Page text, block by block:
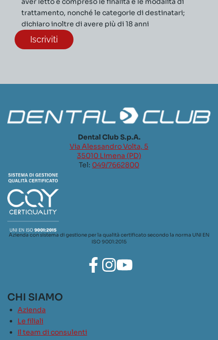
trattamento, nonché le categorie di destinatari;
dichiaro inoltre di avere più di 18 anni
Dental Club S.p.A.
Via Alessandro Volta, 5
35010 Limena (PD)
Tel: 049/7662800
Azienda con sistema di gestione per la qualità certificato secondo la norma UNI EN
ISO 9001:2015
CHI SIAMO
Azienda
Le filiali
Il team di consulenti